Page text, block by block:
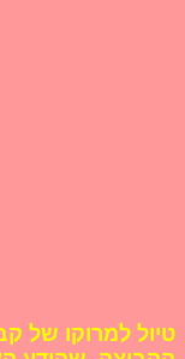
טיול למרוקו של